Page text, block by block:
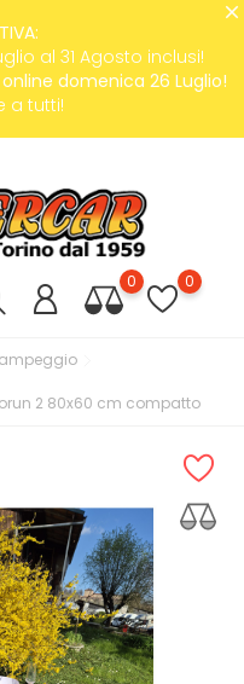
al 31 Agosto inclusi!
domenica 26 Luglio!
a tutti!
0 0
2 80x60 cm compatto